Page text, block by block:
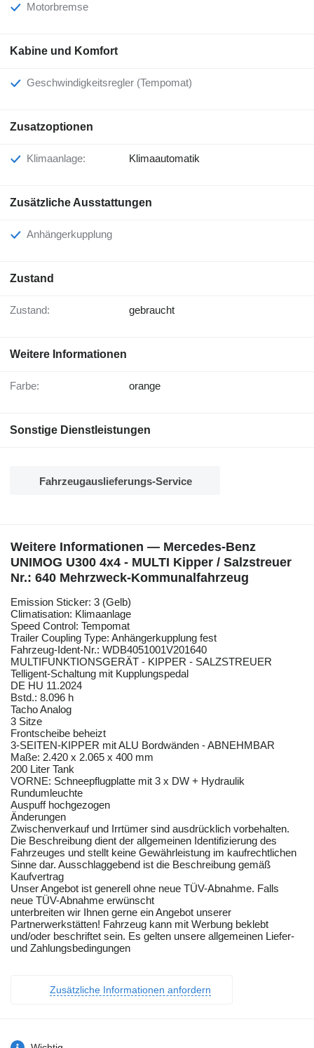
Motorbremse
Kabine und Komfort
Geschwindigkeitsregler (Tempomat)
Zusatzoptionen
Klimaanlage: Klimaautomatik
Zusätzliche Ausstattungen
Anhängerkupplung
Zustand
Zustand: gebraucht
Weitere Informationen
Farbe: orange
Sonstige Dienstleistungen
Fahrzeugauslieferungs-Service
Weitere Informationen — Mercedes-Benz
UNIMOG U300 4x4 - MULTI Kipper / Salzstreuer
Nr.: 640 Mehrzweck-Kommunalfahrzeug
Emission Sticker: 3 (Gelb)
Climatisation: Klimaanlage
Speed Control: Tempomat
Trailer Coupling Type: Anhängerkupplung fest
Fahrzeug-Ident-Nr.: WDB4051001V201640
MULTIFUNKTIONSGERÄT - KIPPER - SALZSTREUER
Telligent-Schaltung mit Kupplungspedal
DE HU 11.2024
Bstd.: 8.096 h
Tacho Analog
3 Sitze
Frontscheibe beheizt
3-SEITEN-KIPPER mit ALU Bordwänden - ABNEHMBAR
Maße: 2.420 x 2.065 x 400 mm
200 Liter Tank
VORNE: Schneepflugplatte mit 3 x DW + Hydraulik
Rundumleuchte
Auspuff hochgezogen
Änderungen
Zwischenverkauf und Irrtümer sind ausdrücklich vorbehalten.
Die Beschreibung dient der allgemeinen Identifizierung des
Fahrzeuges und stellt keine Gewährleistung im kaufrechtlichen
Sinne dar. Ausschlaggebend ist die Beschreibung gemäß
Kaufvertrag
Unser Angebot ist generell ohne neue TÜV-Abnahme. Falls
neue TÜV-Abnahme erwünscht
unterbreiten wir Ihnen gerne ein Angebot unserer
Partnerwerkstätten! Fahrzeug kann mit Werbung beklebt
und/oder beschriftet sein. Es gelten unsere allgemeinen Liefer-
und Zahlungsbedingungen
Zusätzliche Informationen anfordern